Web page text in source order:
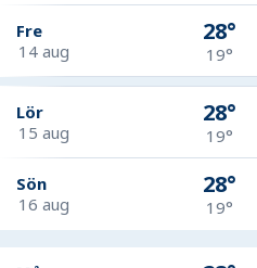
Fre
14 aug
28°
19°
Lör
15 aug
28°
19°
Sön
16 aug
28°
19°